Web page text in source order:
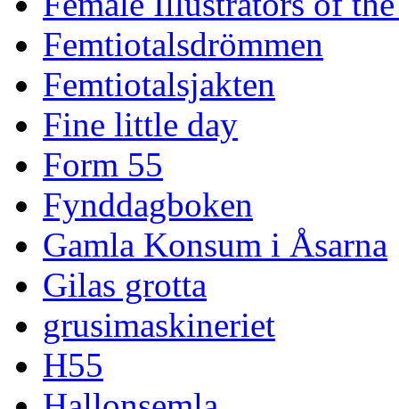
Femtiotalsdrömmen
Femtiotalsjakten
Fine little day
Form 55
Fynddagboken
Gamla Konsum i Åsarna
Gilas grotta
grusimaskineriet
H55